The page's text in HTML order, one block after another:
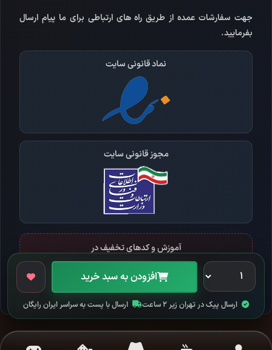
جهت سفارشات عمده از طریق راه های ارتباطی برای ما پیام ارسال
بفرمایید.
نماد قانونی سایت
مجوز قانونی سایت
آموزش و کدهای تخفیف در
افزودن به سبد خرید
ارسال پیک در تهران زیر ۲ ساعت ارسال با پست به سراسر ایران رایگان